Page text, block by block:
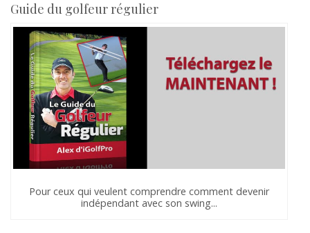
Guide du golfeur régulier
Pour ceux qui veulent comprendre comment devenir
indépendant avec son swing...